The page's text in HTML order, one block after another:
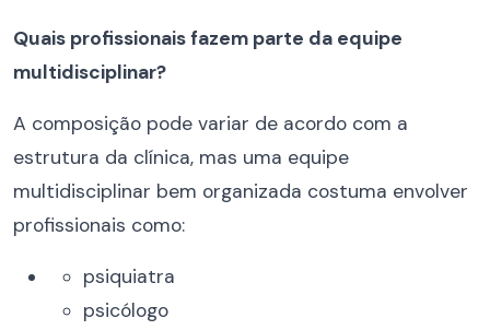
Quais profissionais fazem parte da equipe
multidisciplinar?
A composição pode variar de acordo com a
estrutura da clínica, mas uma equipe
multidisciplinar bem organizada costuma envolver
profissionais como:
psiquiatra
psicólogo